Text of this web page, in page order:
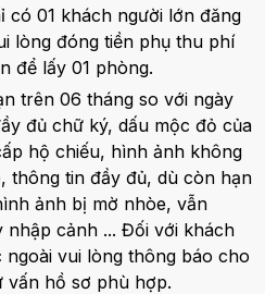
có 01 khách người lớn đăng
lòng đóng tiền phụ thu phí
để lấy 01 phòng.
trên 06 tháng so với ngày
đủ chữ ký, dấu mộc đỏ của
hộ chiếu, hình ảnh không
thông tin đầy đủ, dù còn hạn
ảnh bị mờ nhòe, vẫn
nhập cảnh ... Đối với khách
vui lòng thông báo cho
vấn hồ sơ phù hợp.